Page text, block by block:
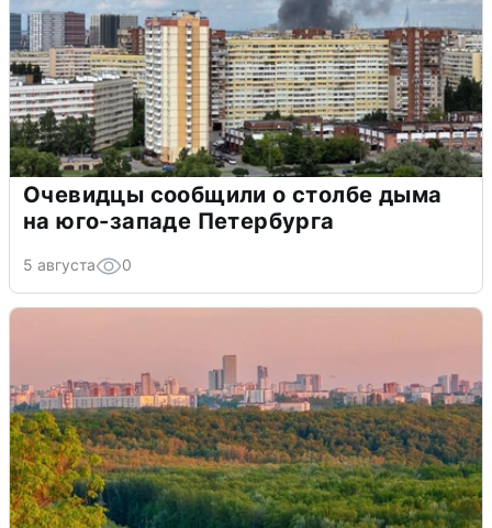
Очевидцы сообщили о столбе дыма
на юго-западе Петербурга
5 августа 0